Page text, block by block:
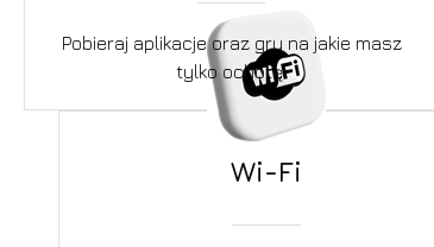
Pobieraj aplikacje oraz gry na jakie masz
tylko ochotę.
Wi-Fi